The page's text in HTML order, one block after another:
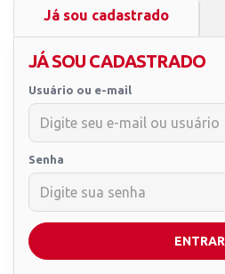
Já sou cadastrado
JÁ SOU CADASTRADO
Usuário ou e-mail
Senha
ENTRAR